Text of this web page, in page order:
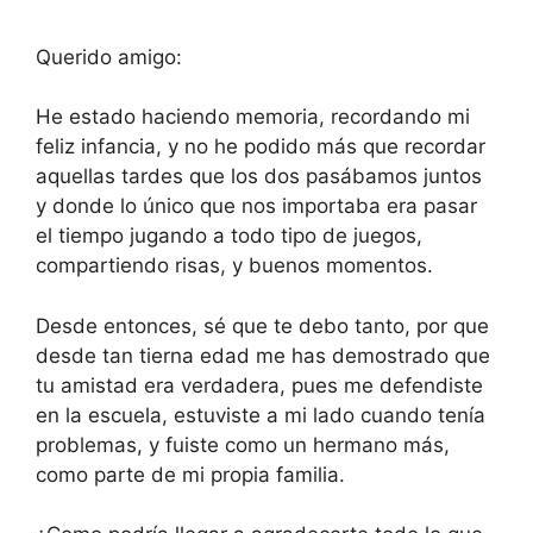
Querido amigo:
He estado haciendo memoria, recordando mi
feliz infancia, y no he podido más que recordar
aquellas tardes que los dos pasábamos juntos
y donde lo único que nos importaba era pasar
el tiempo jugando a todo tipo de juegos,
compartiendo risas, y buenos momentos.
Desde entonces, sé que te debo tanto, por que
desde tan tierna edad me has demostrado que
tu amistad era verdadera, pues me defendiste
en la escuela, estuviste a mi lado cuando tenía
problemas, y fuiste como un hermano más,
como parte de mi propia familia.